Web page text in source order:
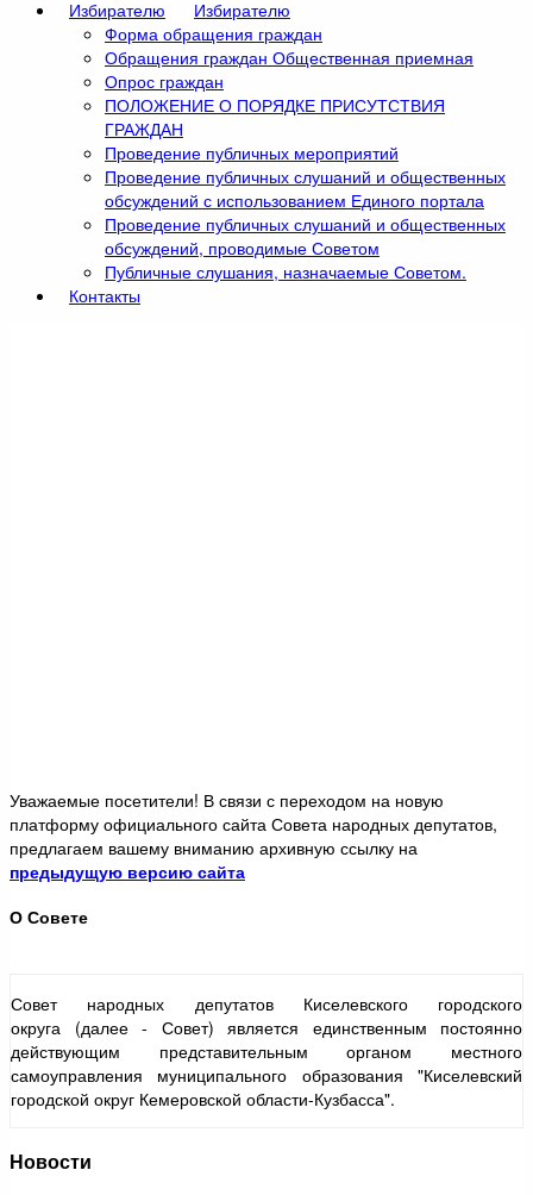
Избирателю
Избирателю
Форма обращения граждан
Обращения граждан Общественная приемная
Опрос граждан
ПОЛОЖЕНИЕ О ПОРЯДКЕ ПРИСУТСТВИЯ
ГРАЖДАН
Проведение публичных мероприятий
Проведение публичных слушаний и общественных
обсуждений с использованием Единого портала
Проведение публичных слушаний и общественных
обсуждений, проводимые Советом
Публичные слушания, назначаемые Советом.
Контакты
Уважаемые посетители! В связи с переходом на новую
платформу официального сайта Совета народных депутатов,
предлагаем вашему вниманию архивную ссылку на
предыдущую версию сайта
О Совете
Совет народных депутатов Киселевского городского
округа (далее - Совет) является единственным постоянно
действующим представительным органом местного
самоуправления муниципального образования "Киселевский
городской округ Кемеровской области-Кузбасса".
Новости